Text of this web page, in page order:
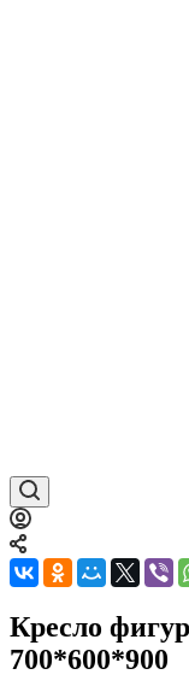
Кресло
700*600*900